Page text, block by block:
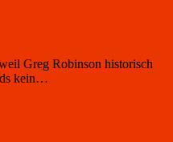
Greg Robinson historisch
kein…